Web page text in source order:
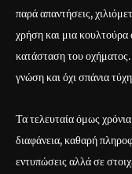
παρά απαντήσεις,
χρήση και μια
κατάσταση του
γνώση και όχι σπάνια
Τα τελευταία όμως
διαφάνεια, καθαρή
εντυπώσεις αλλά σε